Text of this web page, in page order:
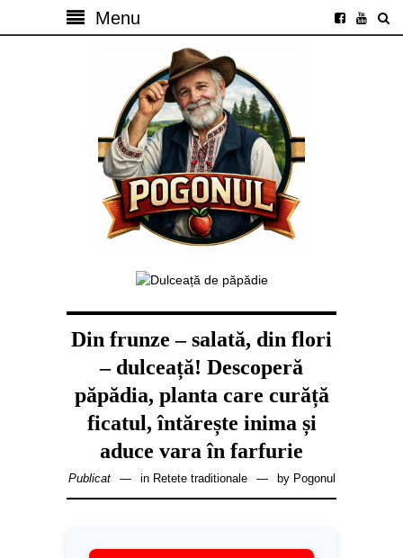
Menu
Din frunze – salată, din flori
– dulceață! Descoperă
păpădia, planta care curăță
ficatul, întărește inima și
aduce vara în farfurie
Publicat in Retete traditionale by Pogonul